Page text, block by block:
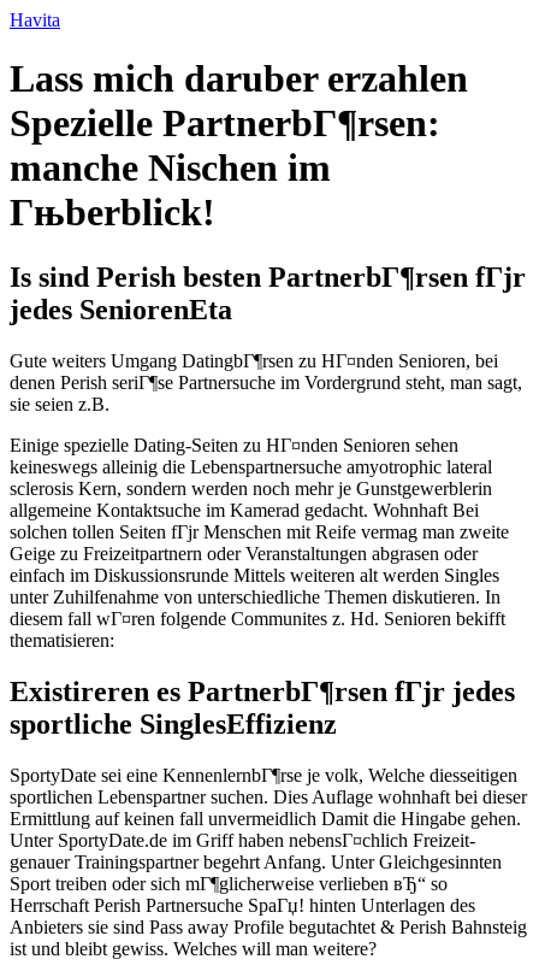
Ir
o
conteúdo
Havita
Lass mich daruber erzahlen
Spezielle PartnerbГ¶rsen:
manche Nischen im
Гњberblick!
Is sind Perish besten PartnerbГ¶rsen fГјr
jedes SeniorenEta
Gute weiters Umgang DatingbГ¶rsen zu HГ¤nden Senioren, bei
denen Perish seriГ¶se Partnersuche im Vordergrund steht, man sagt,
sie seien z.B.
Einige spezielle Dating-Seiten zu HГ¤nden Senioren sehen
keineswegs alleinig die Lebenspartnersuche amyotrophic lateral
sclerosis Kern, sondern werden noch mehr je Gunstgewerblerin
allgemeine Kontaktsuche im Kamerad gedacht. Wohnhaft Bei
solchen tollen Seiten fГјr Menschen mit Reife vermag man zweite
Geige zu Freizeitpartnern oder Veranstaltungen abgrasen oder
einfach im Diskussionsrunde Mittels weiteren alt werden Singles
unter Zuhilfenahme von unterschiedliche Themen diskutieren. In
diesem fall wГ¤ren folgende Communites z. Hd. Senioren bekifft
thematisieren:
Existireren es PartnerbГ¶rsen fГјr jedes
sportliche SinglesEffizienz
SportyDate sei eine KennenlernbГ¶rse je volk, Welche diesseitigen
sportlichen Lebenspartner suchen. Dies Auflage wohnhaft bei dieser
Ermittlung auf keinen fall unvermeidlich Damit die Hingabe gehen.
Unter SportyDate.de im Griff haben nebensГ¤chlich Freizeit-
genauer Trainingspartner begehrt Anfang. Unter Gleichgesinnten
Sport treiben oder sich mГ¶glicherweise verlieben вЂ“ so
Herrschaft Perish Partnersuche SpaГџ! hinten Unterlagen des
Anbieters sie sind Pass away Profile begutachtet & Perish Bahnsteig
ist und bleibt gewiss. Welches will man weitere?